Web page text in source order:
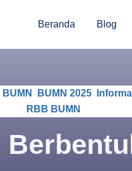
Beranda Blog
BUMN 2025,
RBB BUMN